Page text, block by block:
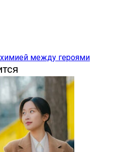
между героями